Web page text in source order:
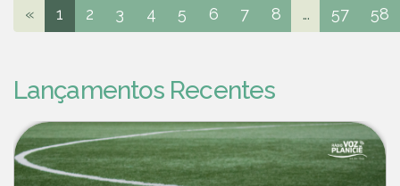
« 1 2 3 4 5 6 7 8 ... 57 58
Lançamentos Recentes